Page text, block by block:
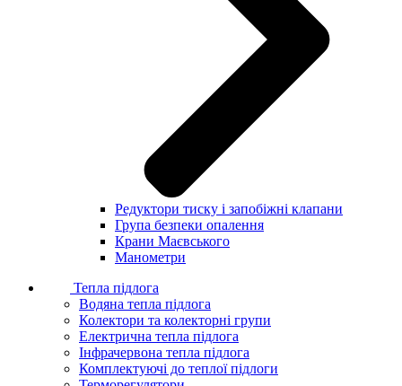
Редуктори тиску і запобіжні клапани
Група безпеки опалення
Крани Маєвського
Манометри
Тепла підлога
Водяна тепла підлога
Колектори та колекторні групи
Електрична тепла підлога
Інфрачервона тепла підлога
Комплектуючі до теплої підлоги